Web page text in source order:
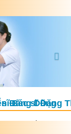
Như Quỳnh